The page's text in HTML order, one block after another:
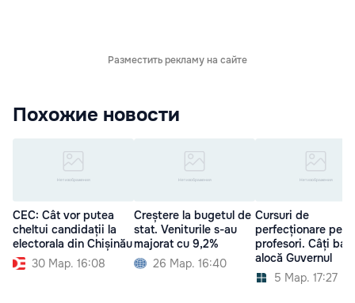
Разместить рекламу на сайте
Похожие новости
CEC: Cât vor putea
cheltui candidații la
electorala din Chișinău
30 Мар. 16:08
Creștere la bugetul de
stat. Veniturile s-au
majorat cu 9,2%
26 Мар. 16:40
Cursuri de
perfecționare
profesori. Câți bani
alocă Guvernul
5 Мар. 17:27